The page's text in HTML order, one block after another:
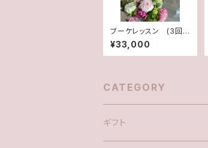
ブーケレッスン (3回
毎の更新制)
¥33,000
CATEGORY
ギフト